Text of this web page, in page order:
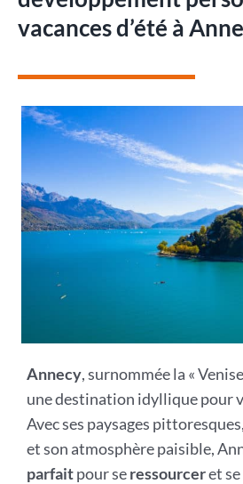
vacances d’été à
Annecy, surnommée la «
une destination idyllique pour
Avec ses paysages
et son atmosphère paisible,
parfaitpour seressourceret se